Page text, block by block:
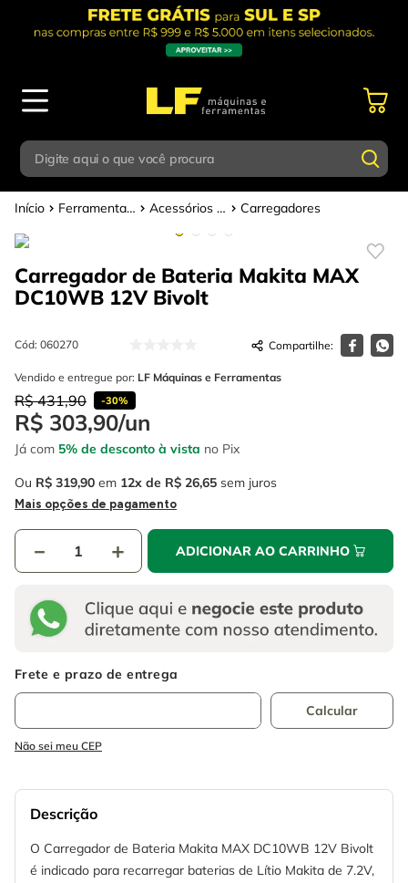
Digite aqui o que você procura
Digite aqui o que você procura
Ferramentas Elétricas - Bateria Acessórios para Ferramentas Elétricas Carregadores
Carregador de Bateria Makita MAX
DC10WB 12V Bivolt
Cód: 060270
Vendido e entregue por: LF Máquinas e Ferramentas
R$ 431,90 -30%
R$ 303,90/un
Já com 5% de desconto à vista no Pix
Ou R$ 319,90 em 12 R$ 26,65 sem juros
Mais opções de pagamento
＋
－ ADICIONAR AO CARRINHO
Não sei meu CEP
Descrição
O Carregador de Bateria Makita MAX DC10WB 12V Bivolt
é indicado para recarregar baterias de Lítio Makita de 7.2V,
Termos mais buscados
2º caixa ferramentas
4º escada
5º serra circular
6 º fio
7º serra copo
8º disco corte
luva
Termos mais buscados
º parafusadeira
º caixa ferramentas
º esmerilhadeira
º escada
º serra circular
º fio
disco corte
luva